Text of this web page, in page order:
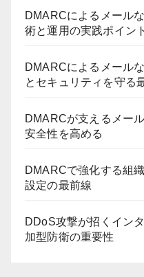
DMARCによるメール
術と運用の実践ポイント
DMARCによるメール
とセキュリティを守る
DMARCが支えるメー
安全性を高める
DMARCで強化する組
設定の最前線
DDoS攻撃が招くイン
加型防衛の重要性